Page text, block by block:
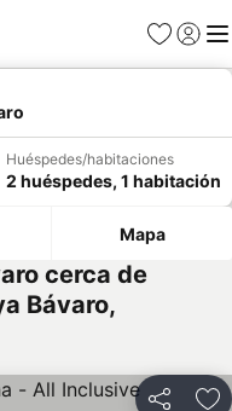
Favoritos
Iniciar
Huéspedes/habitaciones
2 huéspedes, 1 habitación
Mapa
cerca de
Bávaro,